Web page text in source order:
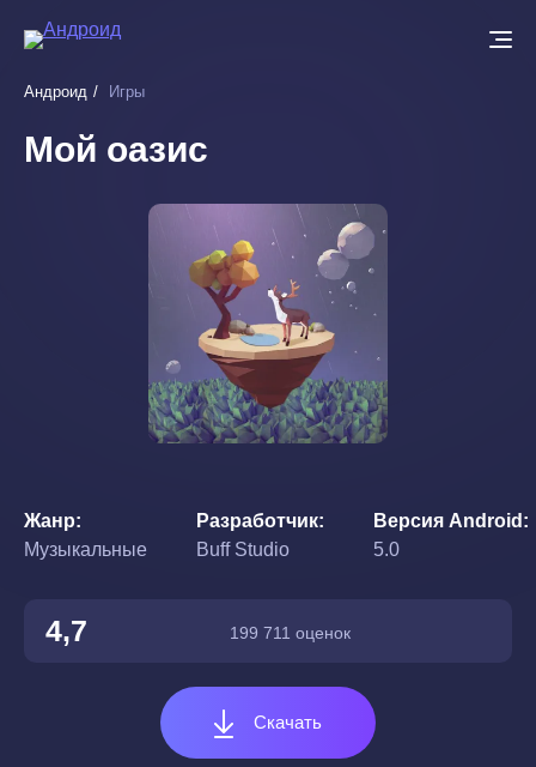
основному
Андроид Игры
Мой оазис
Жанр
Музыкальные
Разработчик
Buff Studio
Версия Android
5.0
4,7 199 711 оценок
Скачать